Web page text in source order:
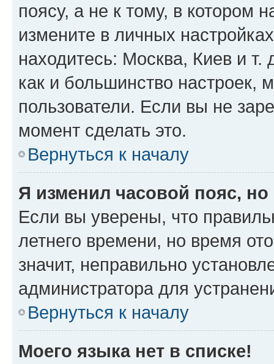
поясу, а не к тому, в котором
измените в личных
находитесь: Москва, Киев и т.
как и большинство настроек,
пользователи. Если вы не
момент сделать это.
Вернуться к началу
Я изменил часовой пояс,
Если вы уверены, что
летнего времени, но время
значит, неправильно
администратора для
Вернуться к началу
Моего языка нет в списке!